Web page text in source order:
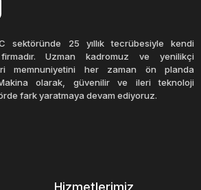
en yüksek hassasiyeti
sistemleri ve özel tasarım kolları
üstesinden gelebilirler. Özellikle,
gerektiren projeler için idealdirler.
büyüklüklerde projeler için
eklentilerle donatılabilir. Bunlar
kova, beton kırıcı, sondaj kafası ve
bulunur. Bu eklentiler sayesinde,
sektöründe 25 yıllık tecrübesiyle kendi
Uzman kadromuz ve yenilikçi
memnuniyetini her zaman ön planda
olarak, güvenilir ve ileri teknoloji
fark yaratmaya devam ediyoruz.
Hizmetlerimiz